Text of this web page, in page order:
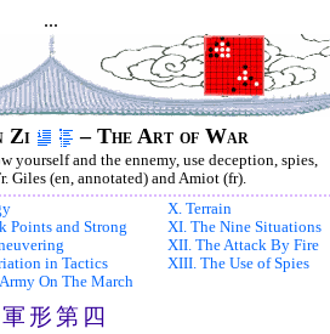
...
Zi – The Art of War
yourself and the ennemy, use deception, spies,
Giles (en, annotated) and Amiot (fr).
Points and Strong
in Tactics
On The March
X. Terrain
XI. The Nine Situations
XII. The Attack By Fire
XIII. The Use of Spies
軍 形第 四